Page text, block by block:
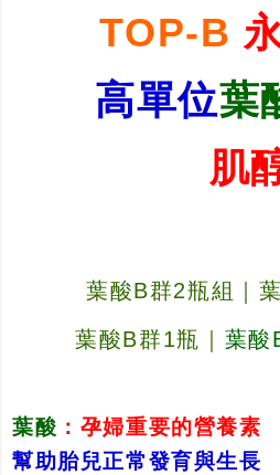
TOP-B
高單位葉
肌
葉酸B群2瓶組 ｜
葉酸B群1瓶 ｜ 葉酸
葉酸 ： 孕婦重要的營養素
幫助胎兒正常發育與生長